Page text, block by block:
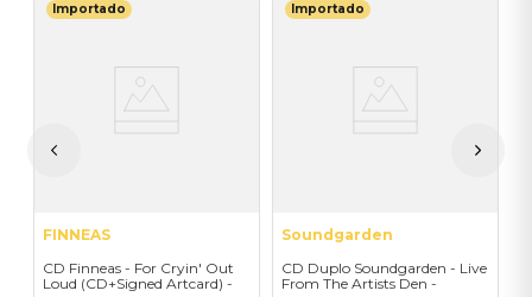
Importado
FINNEAS
CD Finneas - For Cryin' Out
Loud (CD+Signed Artcard) -
Importado
Soundgarden
CD Duplo Soundgarden - Live
From The Artists Den -